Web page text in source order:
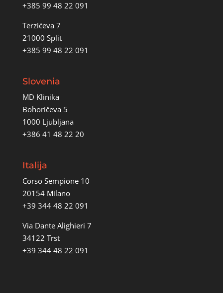
+385 99 48 22 091
Terzićeva 7
21000 Split
+385 99 48 22 091
Slovenia
MD Klinika
Bohoričeva 5
1000 Ljubljana
+386 41 48 22 20
Italija
Corso Sempione 10
20154 Milano
+39 344 48 22 091
Via Dante Alighieri 7
34122 Trst
+39 344 48 22 091